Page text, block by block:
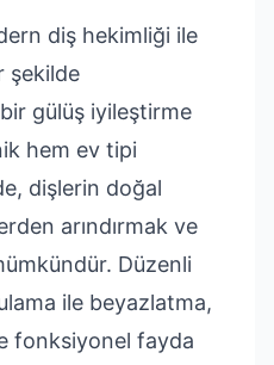
diş hekimliği ile
şekilde
gülüş iyileştirme
hem ev tipi
dişlerin doğal
arındırmak ve
Düzenli
ile beyazlatma,
fonksiyonel fayda